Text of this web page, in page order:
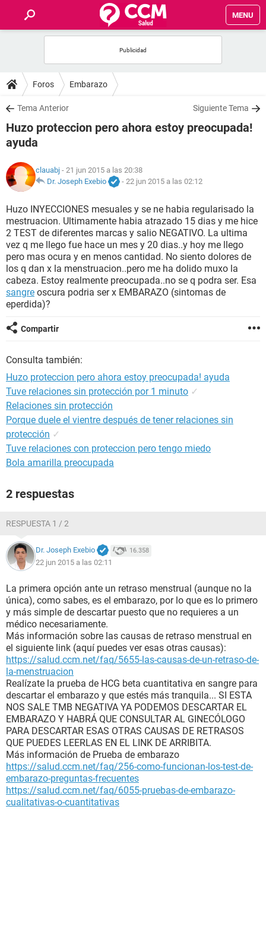
MENU
FOROS
SALUD
FAMILIA
NUTRICIÓN
SEXUALIDAD
GLOSARIO
Foros Embarazo
Tema Anterior Siguiente Tema
Huzo proteccion pero ahora estoy preocupada!
ayuda
clauabj - 21 jun 2015 a las 20:38
Dr. Joseph Exebio
- 22 jun 2015 a las 02:12
Huzo INYECCIONES mesuales y se ne habia regularisado la
mestruacion. Ultimamente habia atrazado 15 dias y me hice
2 TEST de diferentes marcas y salio NEGATIVO. La ultima
vez q me llego fue hace un mes y 20 dias..y hoy me llego
pero mas ocura y en menos cantidad. No siento dolores de
los q dan x la menstruacion..pero me ha dolido muxo la
cabeza. Estoy realmente preocupada..no se q podra ser. Esa
sangre oscura podria ser x EMBARAZO (sintomas de
eperdida)?
Compartir
Consulta también:
Huzo proteccion pero ahora estoy preocupada! ayuda
Tuve relaciones sin protección por 1 minuto ✓
Relaciones sin protección
Porque duele el vientre después de tener relaciones sin
protección ✓
Tuve relaciones con proteccion pero tengo miedo
Bola amarilla preocupada
2 respuestas
RESPUESTA 1 / 2
Dr. Joseph Exebio 16.358
22 jun 2015 a las 02:11
La primera opción ante un retraso menstrual (aunque no la
única), como sabes, es el embarazo, por lo que es lo primero
y más simple de descartar puesto que no requieres a un
médico necesariamente.
Más información sobre las causas de retraso menstrual en
el siguiente link (aquí puedes ver esas otras causas):
https://salud.ccm.net/faq/5655-las-causas-de-un-retraso-de-
la-menstruacion
Realízate la prueba de HCG beta cuantitativa en sangre para
descartar el embarazo y que estés más tranquila... SI ESTA
NOS SALE TMB NEGATIVA YA PODEMOS DESCARTAR EL
EMBARAZO Y HABRÁ QUE CONSULTAR AL GINECÓLOGO
PARA DESCARTAR ESAS OTRAS CAUSAS DE RETRASOS
QUE PUEDES LEERLAS EN EL LINK DE ARRIBITA.
Más información de Prueba de embarazo
https://salud.ccm.net/faq/256-como-funcionan-los-test-de-
embarazo-preguntas-frecuentes
https://salud.ccm.net/faq/6055-pruebas-de-embarazo-
cualitativas-o-cuantitativas